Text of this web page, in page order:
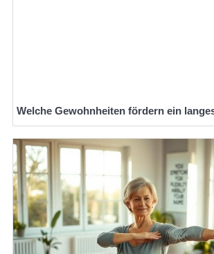
Welche Gewohnheiten fördern ein